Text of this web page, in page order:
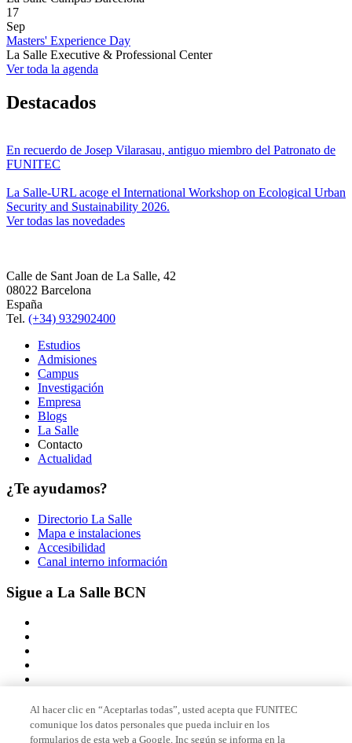
17
Sep
Masters' Experience Day
La Salle Executive & Professional Center
Ver toda la agenda
Destacados
En recuerdo de Josep Vilarasau, antiguo miembro del Patronato de
FUNITEC
La Salle-URL acoge el International Workshop on Ecological Urban
Security and Sustainability 2026.
Ver todas las novedades
Calle de Sant Joan de La Salle, 42
08022 Barcelona
España
Tel. (+34) 932902400
Estudios
Admisiones
Campus
Investigación
Empresa
Blogs
La Salle
Contacto
Actualidad
¿Te ayudamos?
Directorio La Salle
Mapa e instalaciones
Accesibilidad
Canal interno información
Sigue a La Salle BCN
Miembro de
Al hacer clic en “Aceptarlas todas”, usted acepta que FUNITEC
comunique los datos personales que pueda incluir en los
formularios de esta web a Google, Inc según se informa en la